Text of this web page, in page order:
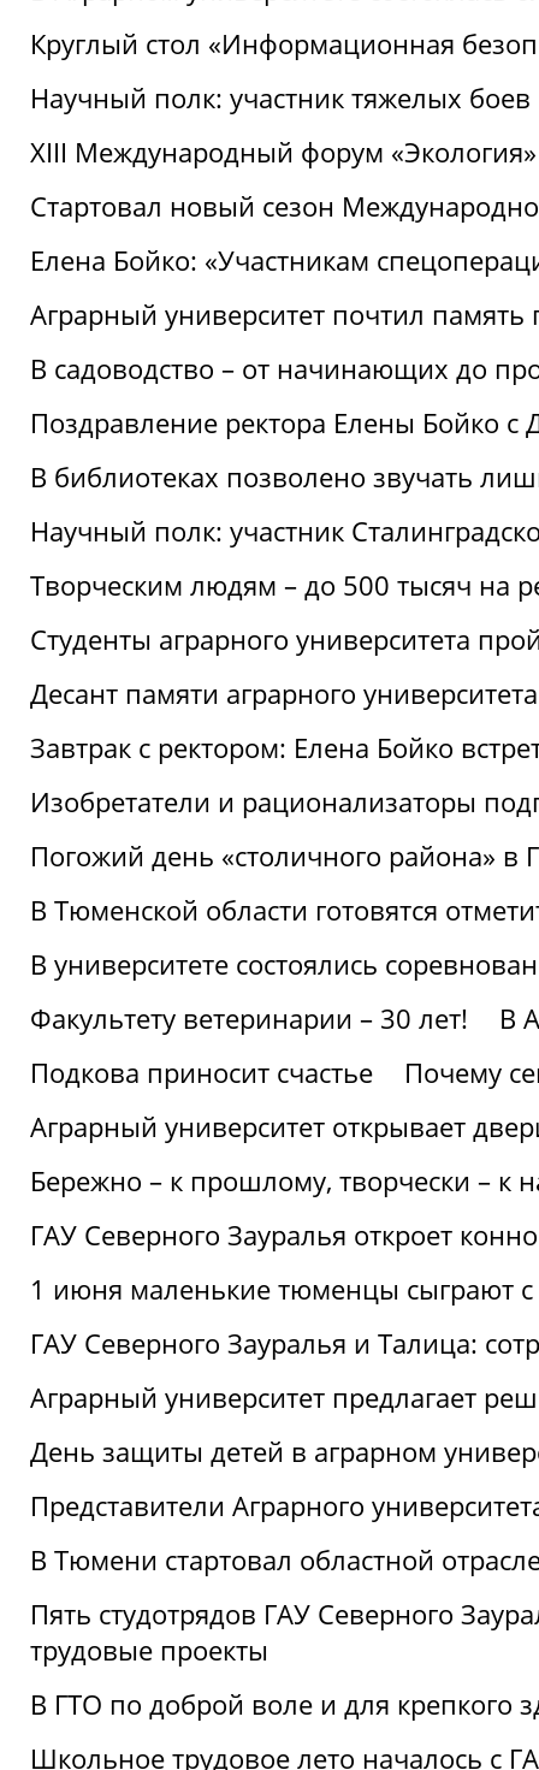
Круглый стол «Информационная
Научный полк: участник тяжелых
XIII Международный форум
Стартовал новый сезон
Елена Бойко: «Участникам
Аграрный университет почтил
В садоводство – от начинающих до
Поздравление ректора Елены Бойко
В библиотеках позволено звучать
Научный полк: участник
Творческим людям – до 500 тысяч на
Студенты аграрного университета
Десант памяти аграрного
Завтрак с ректором: Елена Бойко
Изобретатели и рационализаторы
Погожий день «столичного района» в
В Тюменской области готовятся
В университете состоялись
Факультету ветеринарии – 30 лет!
В
Подкова приносит счастье
Почему
Аграрный университет открывает
Бережно – к прошлому, творчески – к
ГАУ Северного Зауралья откроет
1 июня маленькие тюменцы сыграют с
ГАУ Северного Зауралья и Талица:
Аграрный университет предлагает
День защиты детей в аграрном
Представители Аграрного
В Тюмени стартовал областной
Пять студотрядов ГАУ Северного
трудовые проекты
В ГТО по доброй воле и для крепкого
Школьное трудовое лето началось с